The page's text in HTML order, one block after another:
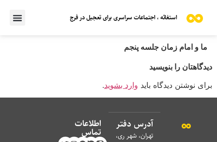
استغاثه ، اجتماعات سراسری برای تعجیل در فرج
ما و امام زمان جلسه پنجم
دیدگاهتان را بنویسید
برای نوشتن دیدگاه باید وارد بشوید.
آدرس دفتر
تهران، شهر ری،
اطلاعات
تماس